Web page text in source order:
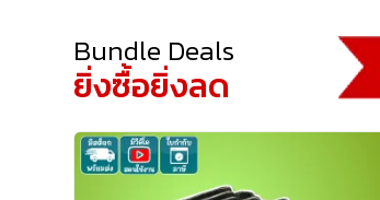
Bundle Deals
ยิ่งซื้อยิ่งลด